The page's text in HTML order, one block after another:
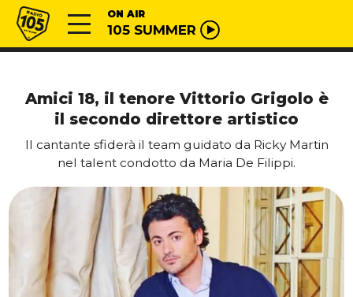
Vai al contenuto
Radio 105 ON AIR
105 SUMMER
Amici 18, il tenore Vittorio Grigolo è
il secondo direttore artistico
Il cantante sfiderà il team guidato da Ricky Martin
nel talent condotto da Maria De Filippi.